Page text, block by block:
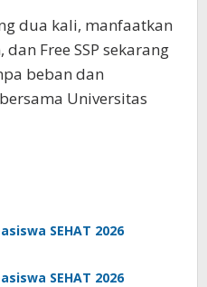
dua kali, manfaatkan
Free SSP sekarang
beban dan
Universitas
SEHAT 2026
SEHAT 2026